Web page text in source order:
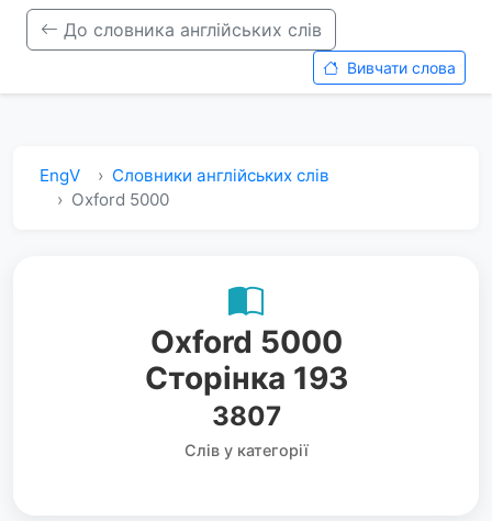
До словника англійських слів
Вивчати слова
EngV
Словники англійських слів
Oxford 5000
Oxford 5000
Сторінка 193
3807
Слів у категорії